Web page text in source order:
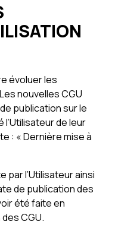
évoluer les
nouvelles CGU
publication sur le
l’Utilisateur de leur
: « Dernière mise à
par l’Utilisateur ainsi
de publication des
été faite en
CGU.